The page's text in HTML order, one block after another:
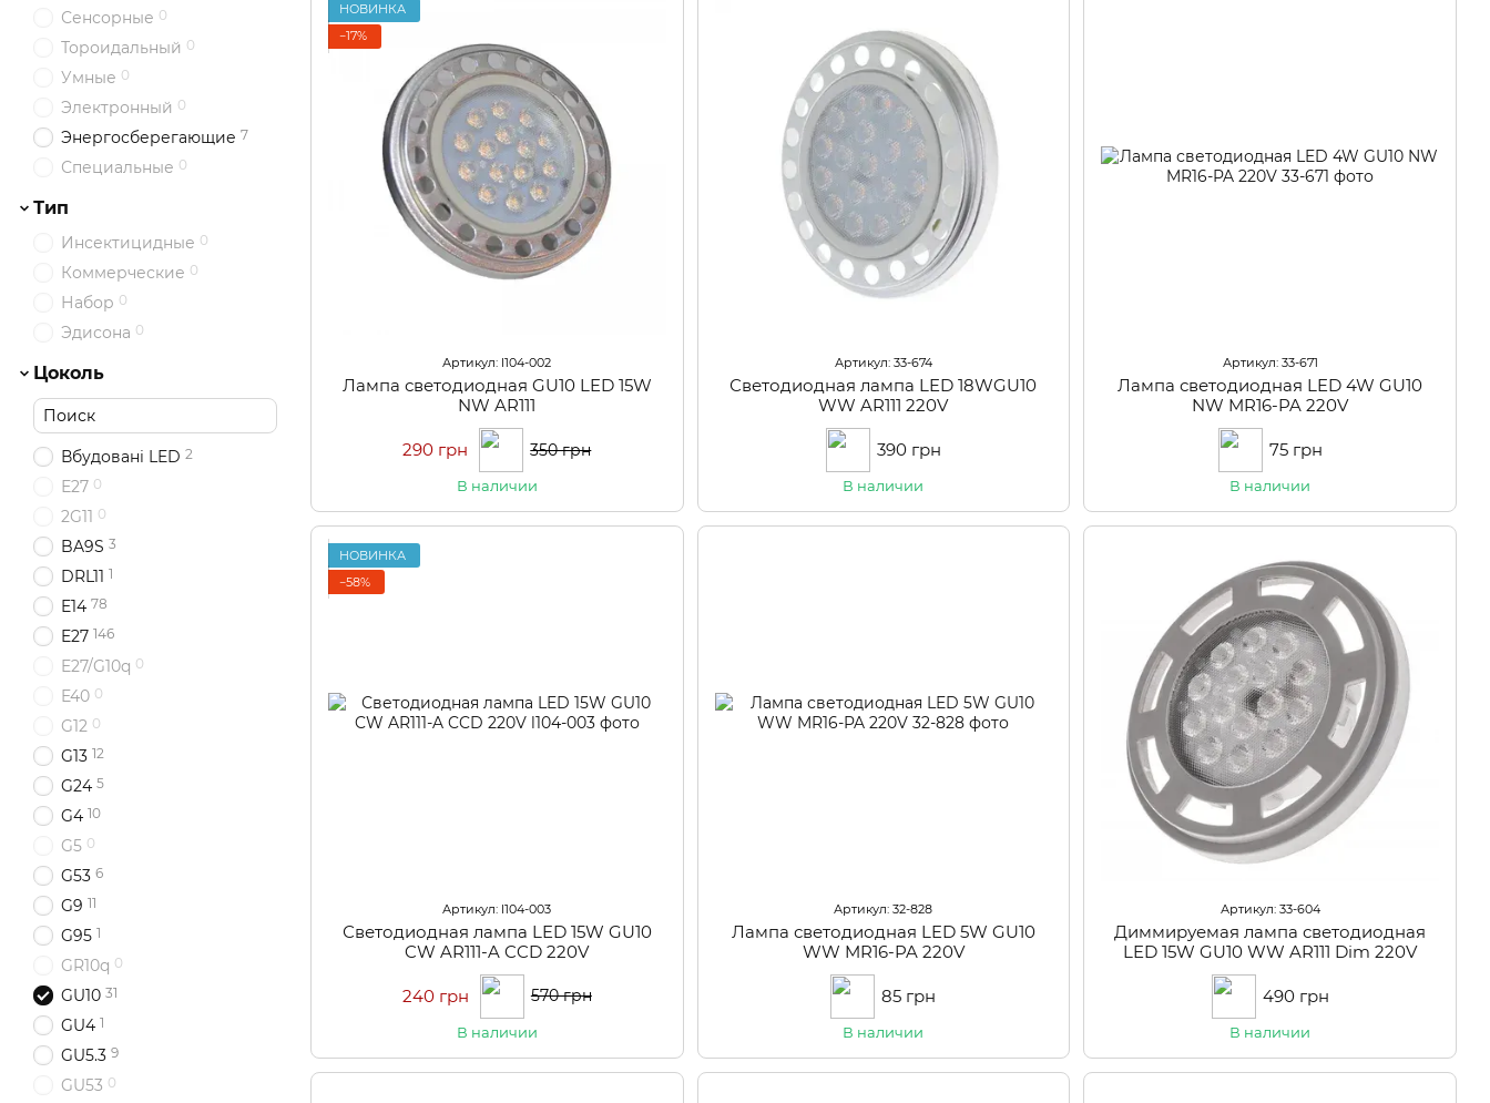
НОВИНКА
−17%
Артикул: l104-002
Лампа светодиодная GU10 LED 15W
NW AR111
350 грн
290 грн
В наличии
Артикул: 33-674
Светодиодная лампа LED 18WGU10
WW AR111 220V
390 грн
В наличии
Артикул: 33-671
Лампа светодиодная LED 4W GU10
NW MR16-PA 220V
75 грн
В наличии
НОВИНКА
−58%
Артикул: l104-003
Светодиодная лампа LED 15W GU10
CW AR111-A CCD 220V
570 грн
240 грн
В наличии
Артикул: 32-828
Лампа светодиодная LED 5W GU10
WW MR16-PA 220V
85 грн
В наличии
Артикул: 33-604
Диммируемая лампа светодиодная
LED 15W GU10 WW AR111 Dim 220V
490 грн
В наличии
Сенсорные 0
Тороидальный 0
Умные 0
Электронный 0
Энергосберегающие 7
Специальные 0
Тип
Инсектицидные 0
Коммерческие 0
Набор 0
Эдисона 0
Цоколь
Вбудовані LED 2
Е27 0
2G11 0
BA9S 3
DRL11 1
E14 78
E27 146
E27/G10q 0
E40 0
G12 0
G13 12
G24 5
G4 10
G5 0
G53 6
G9 11
G95 1
GR10q 0
GU10 31
GU4 1
GU5.3 9
GU53 0